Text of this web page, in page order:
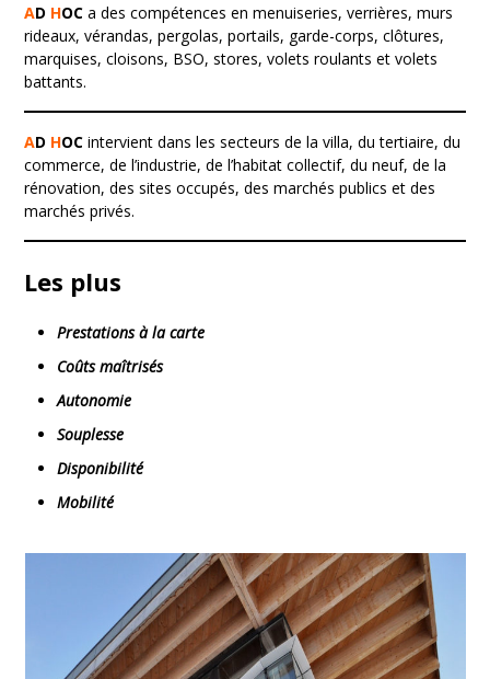
AD HOC a des compétences en menuiseries, verrières, murs
rideaux, vérandas, pergolas, portails, garde-corps, clôtures,
marquises, cloisons, BSO, stores, volets roulants et volets
battants.
AD HOC intervient dans les secteurs de la villa, du tertiaire, du
commerce, de l’industrie, de l’habitat collectif, du neuf, de la
rénovation, des sites occupés, des marchés publics et des
marchés privés.
Les plus
Prestations à la carte
Coûts maîtrisés
Autonomie
Souplesse
Disponibilité
Mobilité